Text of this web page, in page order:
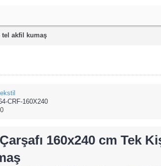
tel akfil kumaş
CRF-160X240
160x240 cm Tek